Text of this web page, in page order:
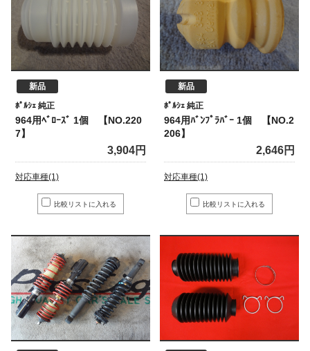
ﾎﾟﾙｼｪ 純正
964用ﾍﾞﾛｰｽﾞ 1個 【NO.220
7】
新品
3,904円
対応車種(1)
ﾎﾟﾙｼｪ 純正
964用ﾊﾞﾝﾌﾟﾗﾊﾞｰ 1個 【NO.2
206】
新品
2,646円
対応車種(1)